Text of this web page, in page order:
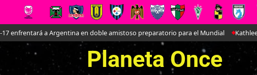
enfrentará a Argentina en doble amistoso preparatorio para el Mundial Kathleen
Planeta Once